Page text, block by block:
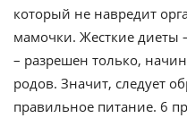
который не навредит
мамочки. Жесткие диеты
– разрешен только,
родов. Значит, следует
правильное питание. 6